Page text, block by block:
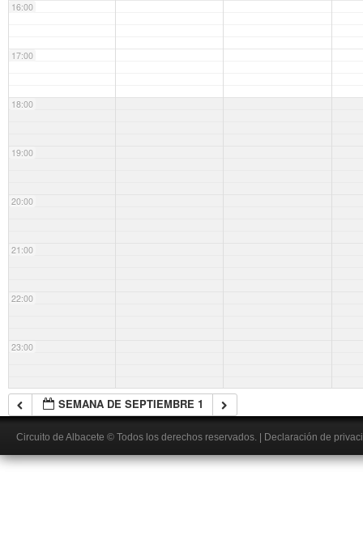
16:00
17:00
18:00
19:00
20:00
21:00
22:00
23:00
SEMANA DE SEPTIEMBRE 1
Circuito de Albacete © Todos los derechos reservados. Declaración de